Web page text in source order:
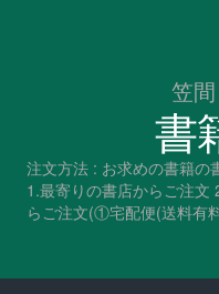
笠間
書
注文方法 : お求めの書籍の
1.最寄りの書店からご注文
らご注文(①宅配便(送料有